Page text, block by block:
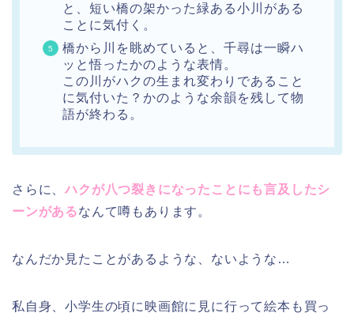
と、短い橋の架かった緑ある小川がある
ことに気付く。
橋から川を眺めていると、千尋は一瞬ハ
ッと悟ったかのような表情。
この川がハクの生まれ変わりであること
に気付いた？かのような余韻を残して物
語が終わる。
さらに、ハクが八つ裂きになったことにも言及したシ
ーンがあるなんて噂もあります。
なんだか見たことがあるような、ないような…
私自身、小学生の頃に映画館に見に行って絵本も買っ